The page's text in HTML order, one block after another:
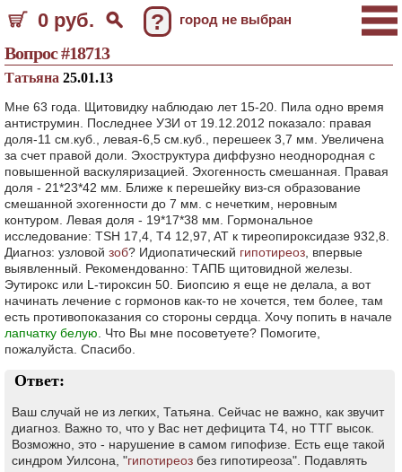
0 руб. ? город не выбран
Вопрос #18713
Татьяна 25.01.13
Мне 63 года. Щитовидку наблюдаю лет 15-20. Пила одно время
антиструмин. Последнее УЗИ от 19.12.2012 показало: правая
доля-11 см.куб., левая-6,5 см.куб., перешеек 3,7 мм. Увеличена
за счет правой доли. Эхоструктура диффузно неоднородная с
повышенной васкуляризацией. Эхогенность смешанная. Правая
доля - 21*23*42 мм. Ближе к перешейку виз-ся образование
смешанной эхогенности до 7 мм. с нечетким, неровным
контуром. Левая доля - 19*17*38 мм. Гормональное
исследование: TSH 17,4, T4 12,97, AT к тиреопироксидазе 932,8.
Диагноз: узловой зоб? Идиопатический гипотиреоз , впервые
выявленный. Рекомендованно: ТАПБ щитовидной железы.
Эутирокс или L-тироксин 50. Биопсию я еще не делала, а вот
начинать лечение с гормонов как-то не хочется, тем более, там
есть противопоказания со стороны сердца. Хочу попить в начале
лапчатку белую . Что Вы мне посоветуете? Помогите,
пожалуйста. Спасибо.
Ответ:
Ваш случай не из легких, Татьяна. Сейчас не важно, как звучит
диагноз. Важно то, что у Вас нет дефицита Т4, но ТТГ высок.
Возможно, это - нарушение в самом гипофизе. Есть еще такой
синдром Уилсона, "гипотиреоз без гипотиреоза". Подавлять